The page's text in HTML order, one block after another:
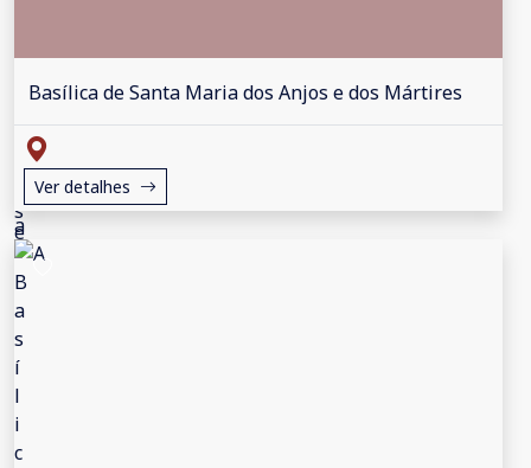
Basílica de Santa Maria dos Anjos e dos Mártires
Ver detalhes